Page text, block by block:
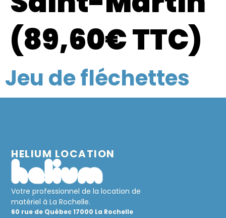
(89,60€ TTC)
Jeu de fléchettes
HELIUM LOCATION
Votre professionnel de la location de
matériel à La Rochelle.
60 rue de Québec 17000 La Rochelle